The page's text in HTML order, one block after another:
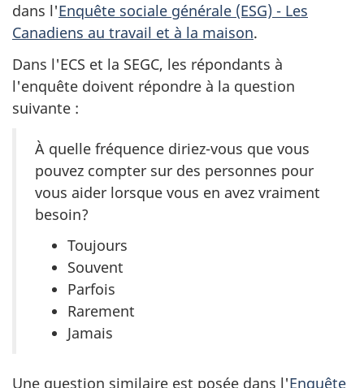
dans l'Enquête sociale générale (ESG) - Les
Canadiens au travail et à la maison.
Dans l'ECS et la SEGC, les répondants à
l'enquête doivent répondre à la question
suivante :
À quelle fréquence diriez-vous que vous
pouvez compter sur des personnes pour
vous aider lorsque vous en avez vraiment
besoin?
Toujours
Souvent
Parfois
Rarement
Jamais
Une question similaire est posée dans l'Enquête